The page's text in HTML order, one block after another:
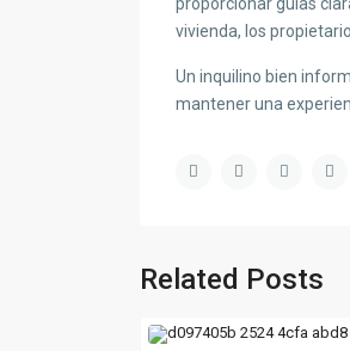
vivienda, los
Un inquilino bien
mantener una
Related Posts